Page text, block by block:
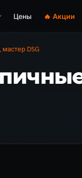
Цены 🔥 Акции
DSG